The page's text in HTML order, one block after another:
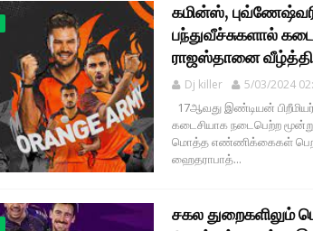
கமின்ஸ்,
பந்துவீச்சுகளால்
ராஜஸ்தானை
Dj killer 5/03/2024
17ஆவது இண்டியன்
கடைசியாக நடைபெற்ற
மொத்த எண்ணிக்கைகள்
ஹைதராபாத்...
சகல துறைகளிலும்